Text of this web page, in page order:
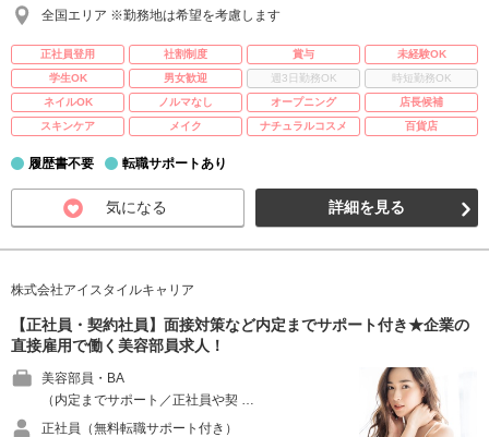
全国エリア ※勤務地は希望を考慮します
正社員登用 社割制度 賞与
未経験OK
学生OK
男女歓迎 週3日勤務OK
時短勤務OK
ネイルOK
ノルマなし オープニング
店長候補
スキンケア
メイク ナチュラルコスメ 百貨店
履歴書不要 転職サポートあり
気になる 詳細を見る
株式会社アイスタイルキャリア
【正社員・契約社員】面接対策など内定までサポート付き★企業の
直接雇用で働く美容部員求人！
美容部員・BA
（内定までサポート／正社員や契 …
正社員（無料転職サポート付き）